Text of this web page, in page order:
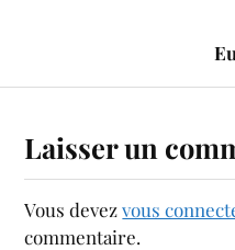
Laisser un
Vous devezvous
commentaire.